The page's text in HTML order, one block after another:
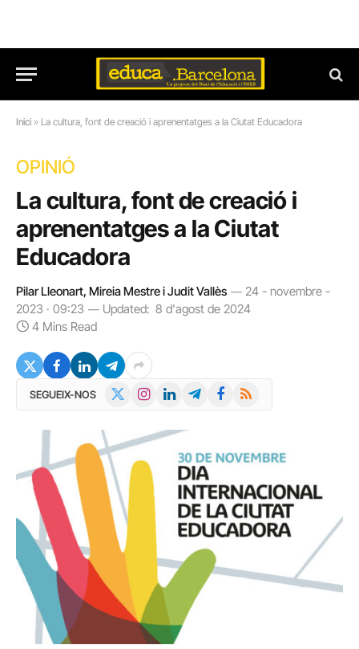
Inici » La cultura, font de creació i aprenentatges a la Ciutat Educadora
OPINIÓ
La cultura, font de creació i
aprenentatges a la Ciutat
Educadora
Pilar Lleonart, Mireia Mestre i Judit Vallès
24 - novembre -
2023 · 09:23
Updated: 8 d'agost de 2024
4 Mins Read
SEGUEIX-NOS InstagramLinkedInTelegramFacebook
RSS